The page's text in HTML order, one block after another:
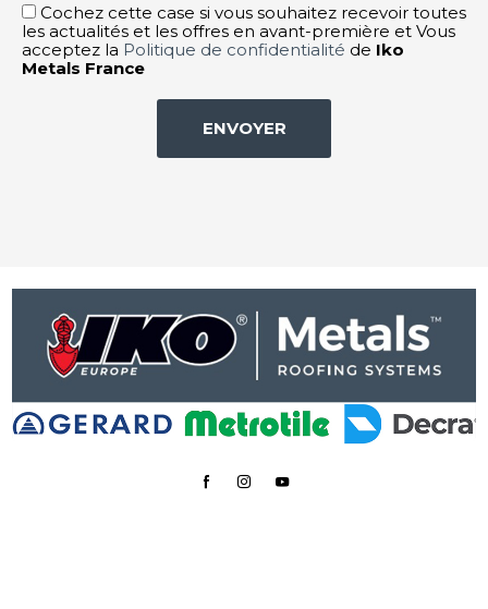
Cochez cette case si vous souhaitez recevoir toutes
les actualités et les offres en avant-première et Vous
acceptez la Politique de confidentialité de Iko
Metals France